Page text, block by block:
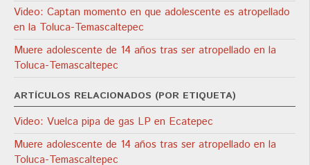
Video: Captan momento en que adolescente es atropellado
en la Toluca-Temascaltepec
Muere adolescente de 14 años tras ser atropellado en la
Toluca-Temascaltepec
ARTÍCULOS RELACIONADOS (POR ETIQUETA)
Video: Vuelca pipa de gas LP en Ecatepec
Muere adolescente de 14 años tras ser atropellado en la
Toluca-Temascaltepec